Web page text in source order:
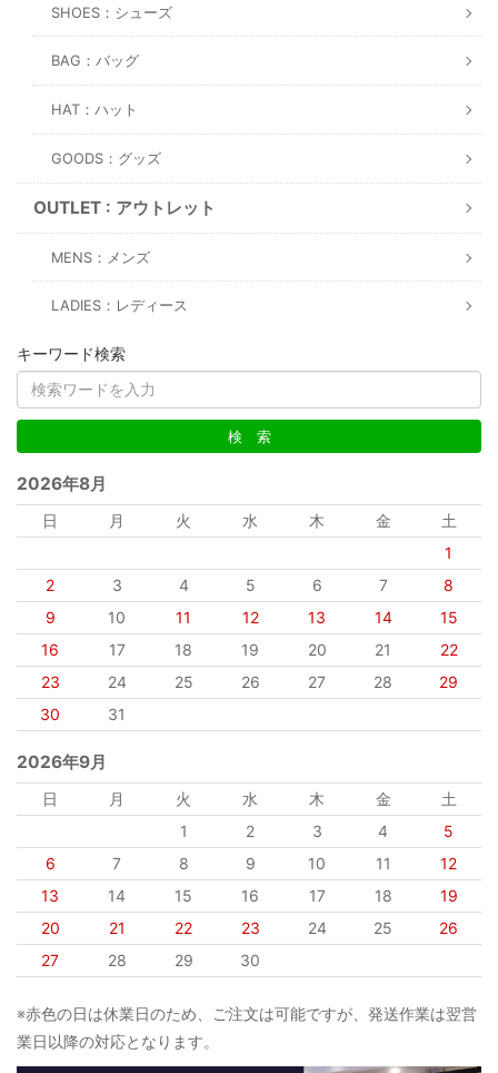
SHOES：シューズ
BAG：バッグ
HAT：ハット
GOODS：グッズ
OUTLET : アウトレット
MENS：メンズ
LADIES：レディース
キーワード検索
2026年8月
日 月 火 水 木 金
土
1
2
3 4 5 6 7
8
9
10 11 12 13 14
15
16
17 18 19 20 21
22
23
24 25 26 27 28
29
30
31
2026年9月
日 月 火 水 木 金
土
1
2 3 4
5
6
7 8 9 10 11
12
13
14 15 16 17 18
19
20
21 22 23 24 25
26
27
28 29 30
※赤色の日は休業日のため、ご注文は可能ですが、発送作業は翌営
業日以降の対応となります。